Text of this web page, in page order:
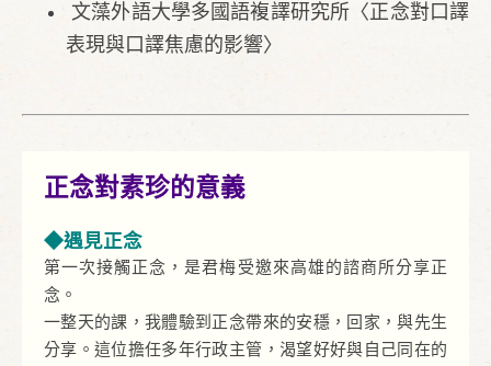
文藻外語大學多國語複譯研究所〈正念對口譯
表現與口譯焦慮的影響〉
正念對素珍的意義
◆遇見正念
第一次接觸正念，是君梅受邀來高雄的諮商所分享正
念。
一整天的課，我體驗到正念帶來的安穩，回家，與先生
分享。這位擔任多年行政主管，渴望好好與自己同在的